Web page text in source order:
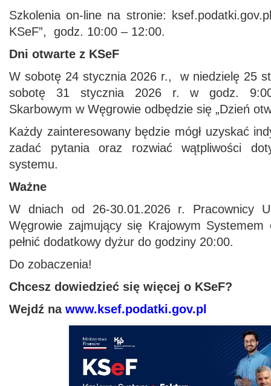
Szkolenia on-line na stronie:
KSeF”, godz. 10:00 – 12:00.
Dni otwarte z KSeF
W sobotę 24 stycznia 2026 r., w niedzielę 25
sobotę 31 stycznia 2026 r. w godz.
Skarbowym w Węgrowie odbędzie się „Dzień
Każdy zainteresowany będzie mógł uzyskać
zadać pytania oraz rozwiać wątpliwości
systemu.
Ważne
W dniach od 26-30.01.2026 r. Pracownicy
Węgrowie zajmujący się Krajowym Systemem
pełnić dodatkowy dyżur do godziny 20:00.
Do zobaczenia!
Chcesz dowiedzieć się więcej o KSeF?
Wejdź na www.ksef.podatki.gov.pl